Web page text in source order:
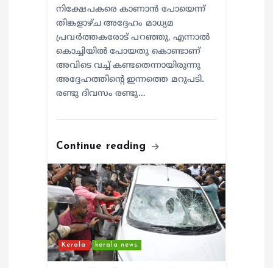
നിക്ഷേപകരെ കാണാൻ പോയെന്ന്
തിങ്കളാഴ്ച അദ്ദേഹം മാധ്യമ
പ്രവർത്തകരോട് പറഞ്ഞു, എന്നാൽ
കൊച്ചിയിൽ പോയതു കൊണ്ടാണ്
അവിടെ വച്ച് കണ്ടതെന്നായിരുന്നു
അദ്ദേഹത്തിന്റെ ഇന്നത്തെ മറുപടി.
രണ്ടു ദിവസം രണ്ടു…
Continue reading
Kerala kerala news